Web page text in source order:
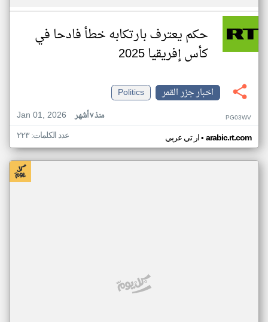
حكم يعترف بارتكابه خطأ فادحا في
كأس إفريقيا 2025
اخبار جزر القمر
Politics
Jan 01, 2026
منذ ٧ أشهر PG03WV
ار تي عربي• arabic.rt.com عدد الكلمات: ٢٢٣